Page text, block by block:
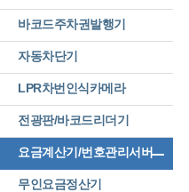
바코드주차권발행기
자동차단기
LPR차번인식카메라
전광판/바코드리더기
요금계산기/번호관리서버
무인요금정산기